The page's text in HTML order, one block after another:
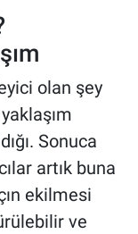
olan şey
Sonuca
artık buna
ekilmesi
ve